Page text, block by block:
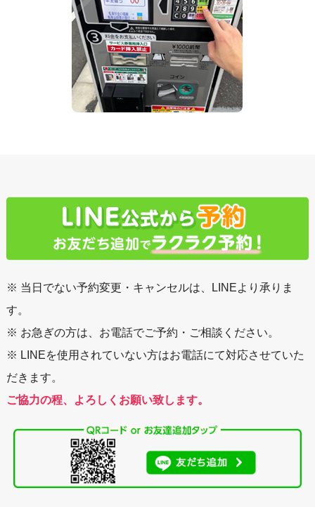
※ 当日でない予約変更・キャンセルは、LINEより承りま
す。
※ お急ぎの方は、お電話でご予約・ご相談ください。
※ LINEを使用されていない方はお電話にて対応させていた
だきます。
ご協力の程、よろしくお願い致します。